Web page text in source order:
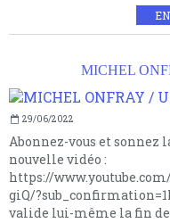
MICHEL
29/06/2022
Abonnez-vous et sonnez
nouvelle vidéo :
https://
giQ/
valide lui-même la fin